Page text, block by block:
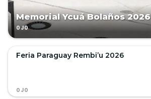
Memorial Ycuá Bolaños 2026
OJO
Feria Paraguay Rembi’u 2026
OJO